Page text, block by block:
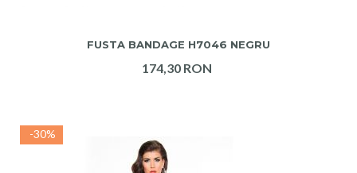
FUSTA BANDAGE H7046 NEGRU
174,30 RON
-30%